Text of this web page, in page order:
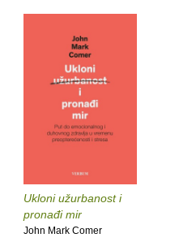
Ukloni užurbanost i
pronađi mir
John Mark Comer